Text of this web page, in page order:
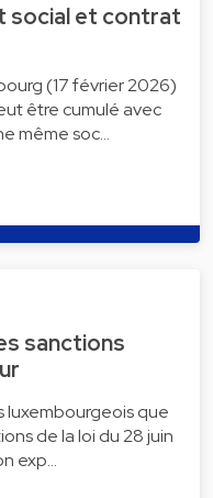
social et contrat
(17 février 2026)
être cumulé avec
même soc…
sanctions
luxembourgeois que
de la loi du 28 juin
exp…